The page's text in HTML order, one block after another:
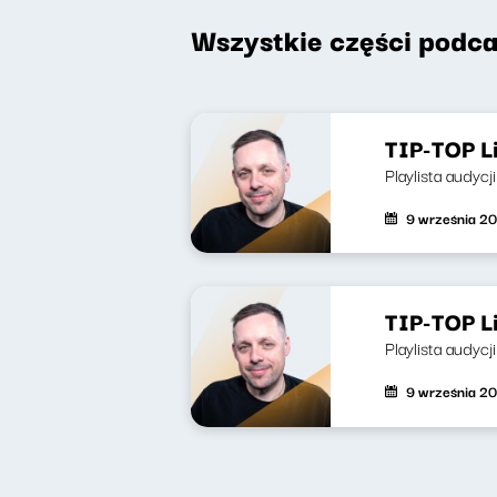
Wszystkie części
TIP-TOP
Playlista
9 września
TIP-TOP
Playlista
9 września